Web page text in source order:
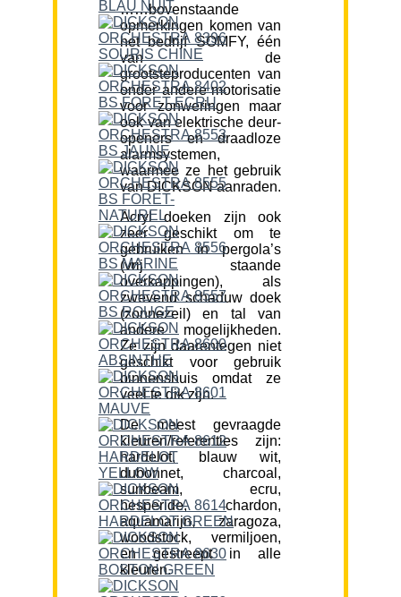
……bovenstaande
opmerkingen komen van
het bedrijf SOMFY, één
van de
grootsteproducenten van
onder andere motorisatie
voor zonweringen maar
ook van elektrische deur-
openers en draadloze
alarmsystemen,
waarmee ze het gebruik
van DICKSON aanraden.
Acryl doeken zijn ook
zeer geschikt om te
gebruiken in pergola’s
(vrij staande
overkappingen), als
zwevend schaduw doek
(zonnezeil) en tal van
andere mogelijkheden.
Ze zijn daarentegen niet
geschikt voor gebruik
binnenshuis omdat ze
veel te dik zijn.
De meest gevraagde
kleuren/referenties zijn:
hardelot, blauw wit,
dubonnet, charcoal,
sunbeam, ecru,
hesperide, chardon,
aquamarijn, zaragoza,
woodstock, vermiljoen,
en gestreept in alle
kleuren.